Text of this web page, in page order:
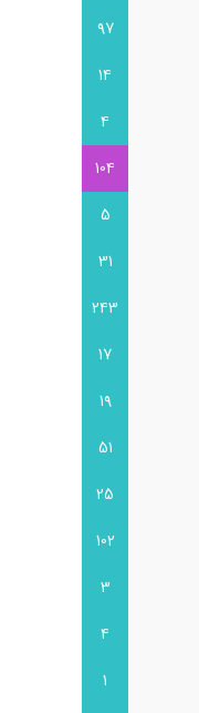
97
14
4
104
5
31
243
17
19
51
25
102
3
4
1